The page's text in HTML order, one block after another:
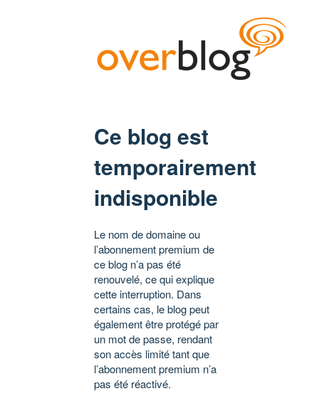
Ce blog est
temporairement
indisponible
Le nom de domaine ou
l’abonnement premium de
ce blog n’a pas été
renouvelé, ce qui explique
cette interruption. Dans
certains cas, le blog peut
également être protégé par
un mot de passe, rendant
son accès limité tant que
l’abonnement premium n’a
pas été réactivé.